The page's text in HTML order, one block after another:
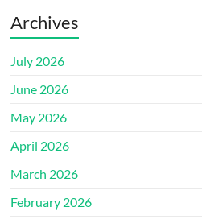
Archives
July 2026
June 2026
May 2026
April 2026
March 2026
February 2026